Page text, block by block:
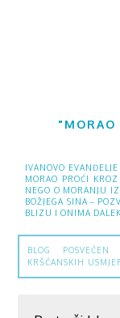
"MORAO
IVANOVO
MORAO PROĆI
NEGO O MORANJU
BOŽJEGA SINA –
BLIZU I ONIMA
BLOG
KRŠĆANSKIH